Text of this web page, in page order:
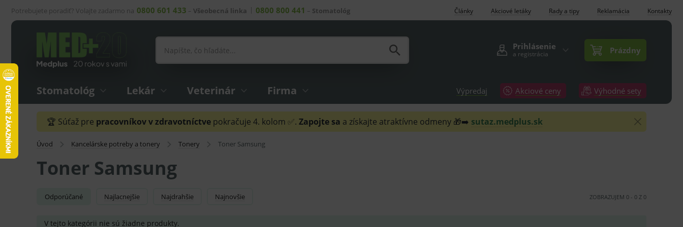
Potrebujete poradiť? Volajte zadarmo na 0800 601 433 – Všeobecná linka 0800 800 441 – Stomatológ Články Akciové letáky Rady a tipy Reklamácia Kontakty
Prihlásenie
a registrácia Prázdny
Stomatológ Lekár Veterinár Firma Výpredaj Akciové ceny Výhodné sety
🏆 Súťaž pre pracovníkov v zdravotníctve pokračuje 4. kolom ✅. Zapojte sa a získajte atraktívne odmeny 🎁➡️ sutaz.medplus.sk
Úvod Kancelárske potreby a tonery Tonery Toner Samsung
Toner Samsung
Odporúčané Najlacnejšie Najdrahšie Najnovšie ZOBRAZUJEM 0 - 0 Z 0
V tejto kategórii nie sú žiadne produkty.